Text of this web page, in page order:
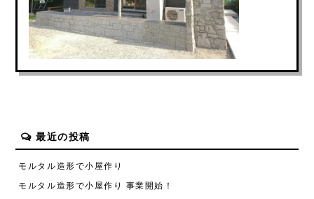
最近の投稿
モルタル造形で小屋作り
モルタル造形で小屋作り 事業開始！